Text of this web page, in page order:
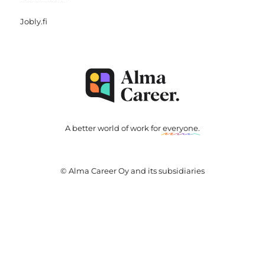
Jobly.fi
A better world of work foreveryone.
© Alma Career Oy and its subsidiaries